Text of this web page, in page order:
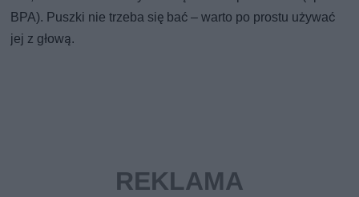
BPA). Puszki nie trzeba się bać – warto po prostu używać
jej z głową.